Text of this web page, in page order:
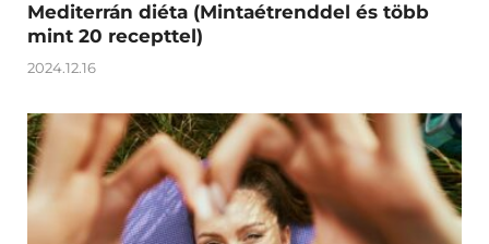
Mediterrán diéta (Mintaétrenddel és több
mint 20 recepttel)
2024.12.16